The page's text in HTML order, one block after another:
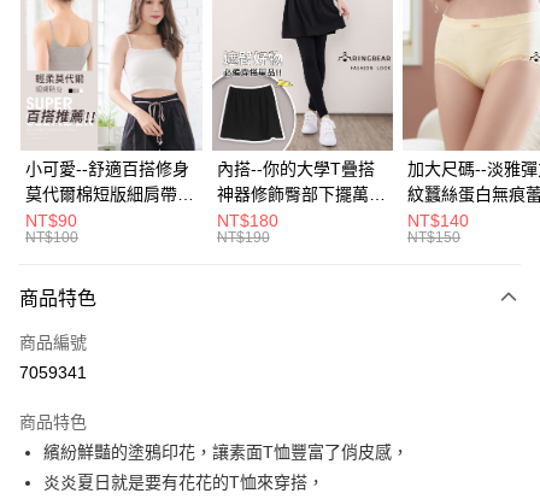
LINE Pay
Apple Pay
街口支付
悠遊付
Google Pay
全盈+PAY
大哥付你分期
【大哥付你分期使用說明】
1.本服務由台灣大哥大提供，台灣大哥大用戶可立即使用無須另外申請。
流程，驗證手機門號後，選擇欲分期的期數、繳款截止日，確認付款後即完
成交易。
3.實際核准額度、可分期數及費用金額請依後續交易確認頁面所載為準。
4.訂單成立30分鐘內，如未前往確認交易或遇審核未通過，訂單將自動取
AFTEE先享後付
【關於「AFTEE先享後付」】
AFTEE先享後付是「在收到商品之後才付款」的支付方式。 讓您購物簡單
便利好安心！
１．簡單：不需註冊會員、不需綁卡、不需儲值。
ATM付款
小可愛--舒適百搭修身
莫代爾棉短版細肩帶素
色背心(白.黑.灰L-2L)-
U582眼圈熊中大尺碼
NT$90
NT$100
內搭--你的大學T疊搭
神器修飾臀部下擺萬用
內搭裙/遮臀裙(黑2L-
6L)-Q155眼圈熊中大
NT$180
NT$190
加大尺碼--淡雅
紋蠶絲蛋白無痕
角內褲(白.粉.藍.
3L)-L28眼圈熊中
NT$140
NT$150
商品特色
商品編號
7059341
商品特色
繽紛鮮豔的塗鴉印花，讓素面T恤豐富了俏皮感，
炎炎夏日就是要有花花的T恤來穿搭，